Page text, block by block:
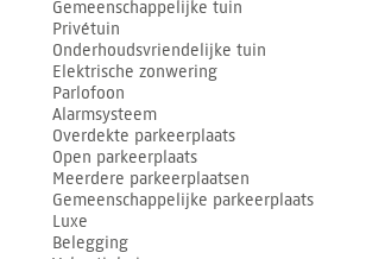
Gemeenschappelijke tuin
Privétuin
Onderhoudsvriendelijke tuin
Elektrische zonwering
Parlofoon
Alarmsysteem
Overdekte parkeerplaats
Open parkeerplaats
Meerdere parkeerplaatsen
Gemeenschappelijke parkeerplaats
Luxe
Belegging